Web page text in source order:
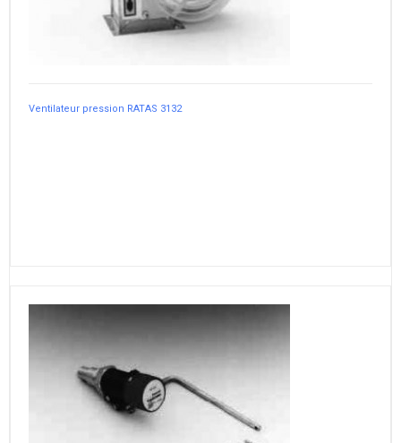
Ventilateur pression RATAS 3132